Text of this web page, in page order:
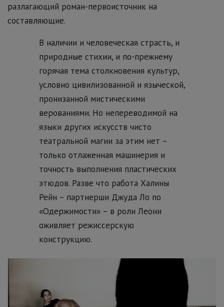
разлагающий роман-первоисточник на
составляющие.
В наличии и человеческая страсть, и
природные стихии, и по-прежнему
горячая тема столкновения культур,
условно цивилизованной и языческой,
пронизанной мистическими
верованиями. Но непереводимой на
языки других искусств чисто
театральной магии за этим нет –
только отлаженная машинерия и
точность выполнения пластических
этюдов. Разве что работа Халины
Рейн – партнерши Джуда Ло по
«Одержимости» – в роли Леони
оживляет режиссерскую
конструкцию.